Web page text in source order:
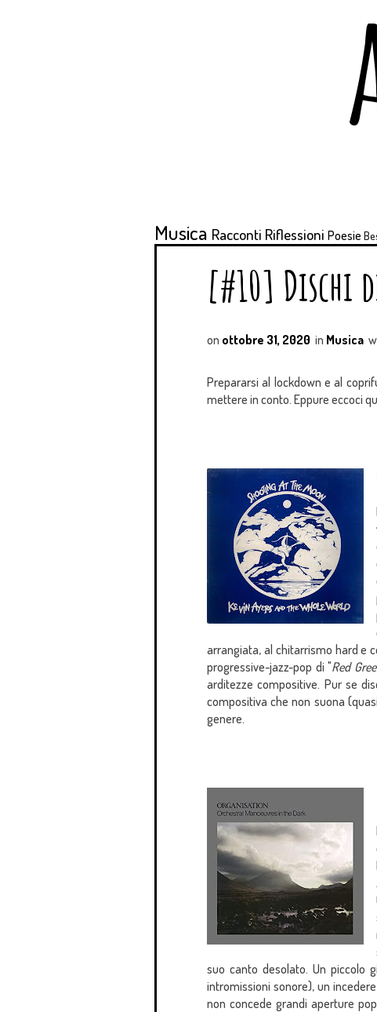
Musica Racconti Riflessioni Poesie
[#10]
on ottobre 31, 2020 in Musica
Prepararsi al lockdown e al
mettere in conto. Eppure eccoci
arrangiata, al chitarrismo hard e
progressive-jazz-pop di "Red
arditezze compositive. Pur se
compositiva che non suona
genere.
suo canto desolato. Un piccolo
intromissioni sonore), un
non concede grandi aperture